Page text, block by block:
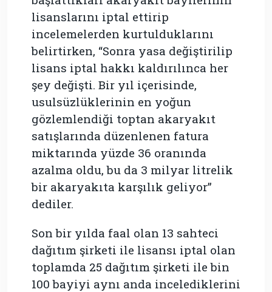
lisanslarını iptal ettirip
incelemelerden kurtulduklarını
belirtirken, “Sonra yasa değiştirilip
lisans iptal hakkı kaldırılınca her
şey değişti. Bir yıl içerisinde,
usulsüzlüklerinin en yoğun
gözlemlendiği toptan akaryakıt
satışlarında düzenlenen fatura
miktarında yüzde 36 oranında
azalma oldu, bu da 3 milyar litrelik
bir akaryakıta karşılık geliyor”
dediler.
Son bir yılda faal olan 13 sahteci
dağıtım şirketi ile lisansı iptal olan
toplamda 25 dağıtım şirketi ile bin
100 bayiyi aynı anda incelediklerini